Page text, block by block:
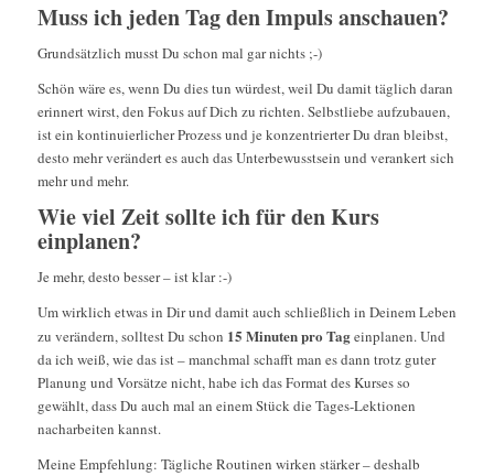
Muss ich jeden Tag den Impuls anschauen?
Grundsätzlich musst Du schon mal gar nichts ;-)
Schön wäre es, wenn Du dies tun würdest, weil Du damit täglich daran
erinnert wirst, den Fokus auf Dich zu richten. Selbstliebe aufzubauen,
ist ein kontinuierlicher Prozess und je konzentrierter Du dran bleibst,
desto mehr verändert es auch das Unterbewusstsein und verankert sich
mehr und mehr.
Wie viel Zeit sollte ich für den Kurs
einplanen?
Je mehr, desto besser – ist klar :-)
Um wirklich etwas in Dir und damit auch schließlich in Deinem Leben
zu verändern, solltest Du schon 15 Minuten pro Tageinplanen. Und
da ich weiß, wie das ist – manchmal schafft man es dann trotz guter
Planung und Vorsätze nicht, habe ich das Format des Kurses so
gewählt, dass Du auch mal an einem Stück die Tages-Lektionen
nacharbeiten kannst.
Meine Empfehlung: Tägliche Routinen wirken stärker – deshalb